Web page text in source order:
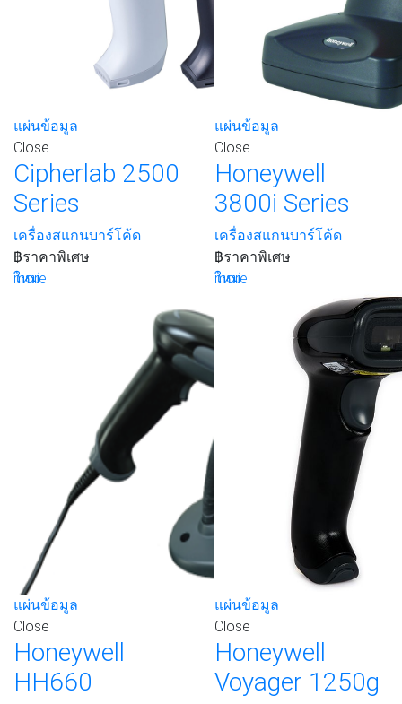
แผ่นข้อมูล
Close
Cipherlab 2500
Series
เครื่องสแกนบาร์โค้ด
฿ราคาพิเศษ
more
แผ่นข้อมูล
Close
Honeywell
3800i Series
เครื่องสแกนบาร์โค้ด
฿ราคาพิเศษ
more
ขอใบเสนอราคา
ดูรายละเอียด
ใหม่
แผ่นข้อมูล
Close
Honeywell
HH660
ใหม่
แผ่นข้อมูล
Close
Honeywell
Voyager 1250g